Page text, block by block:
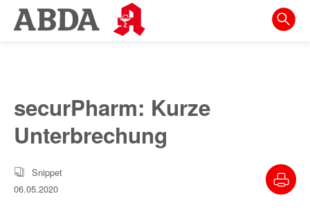
Springe
direkt
zur
Meta-
Navigation
zum
Inhalt
securPharm: Kurze
Unterbrechung
Snippet
06.05.2020